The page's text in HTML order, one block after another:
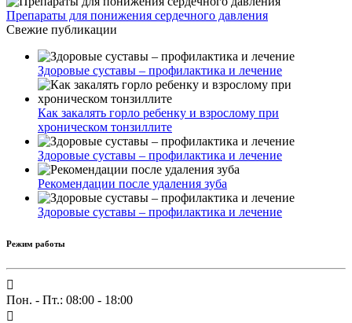
Препараты для понижения сердечного давления
Свежие публикации
Здоровые суставы – профилактика и лечение
Как закалять горло ребенку и взрослому при
хроническом тонзиллите
Здоровые суставы – профилактика и лечение
Рекомендации после удаления зуба
Здоровые суставы – профилактика и лечение
Режим работы
Пон. - Пт.: 08:00 - 18:00